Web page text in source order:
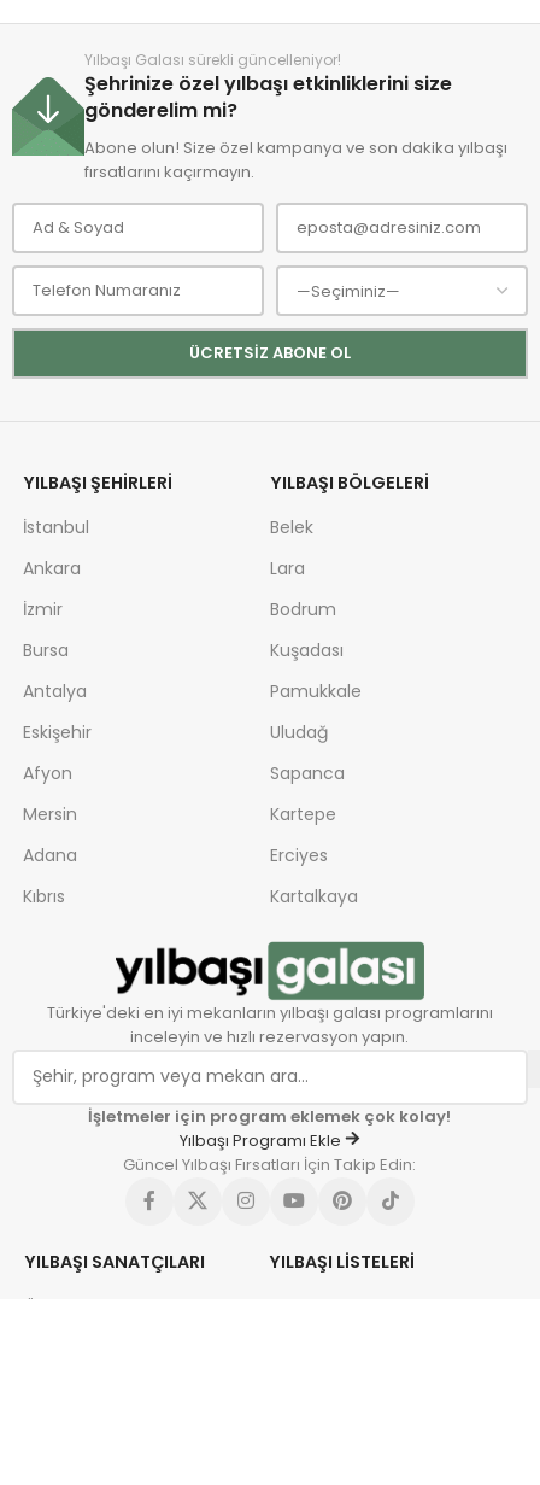
Yılbaşı Galası sürekli güncelleniyor!
Şehrinize özel yılbaşı etkinliklerini size
gönderelim mi?
Abone olun! Size özel kampanya ve son dakika yılbaşı
fırsatlarını kaçırmayın.
YILBAŞI ŞEHIRLERI
İstanbul
Ankara
İzmir
Bursa
Antalya
Eskişehir
Afyon
Mersin
Adana
Kıbrıs
YILBAŞI BÖLGELERI
Belek
Lara
Bodrum
Kuşadası
Pamukkale
Uludağ
Sapanca
Kartepe
Erciyes
Kartalkaya
Türkiye'deki en iyi mekanların yılbaşı galası programlarını
inceleyin ve hızlı rezervasyon yapın.
İşletmeler için program eklemek çok kolay!
Yılbaşı Programı Ekle
Güncel Yılbaşı Fırsatları İçin Takip Edin:
YILBAŞI SANATÇILARI
Özcan Deniz
YILBAŞI LISTELERI